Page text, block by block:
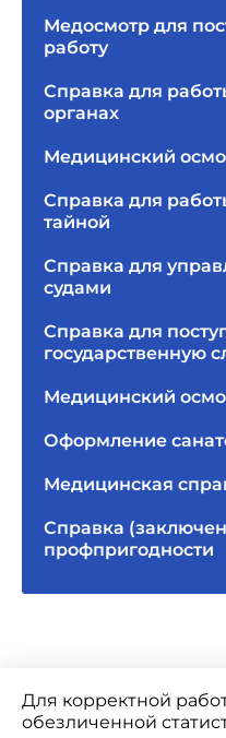
Медосмотр для
работу
Справка для
органах
Медицинский
Справка для
тайной
Справка для
судами
Справка для
государственную
Медицинский
Оформление
Медицинская
Справка
профпригодности
Для корректной
обезличенной